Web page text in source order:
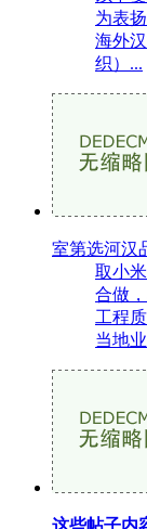
为表
海外
织）...
室第选河汉
取小
合做
工程
当地
这些帖子内